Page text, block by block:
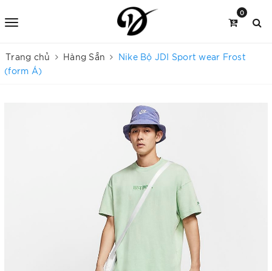
0
Trang chủ Hàng Sẵn
Nike Bộ JDI Sport wear Frost
(form Á)